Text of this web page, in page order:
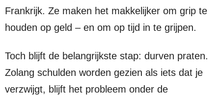
Frankrijk. Ze maken het makkelijker om grip te
houden op geld – en om op tijd in te grijpen.
Toch blijft de belangrijkste stap: durven praten.
Zolang schulden worden gezien als iets dat je
verzwijgt, blijft het probleem onder de